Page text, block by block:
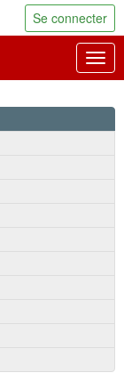
Se connecter